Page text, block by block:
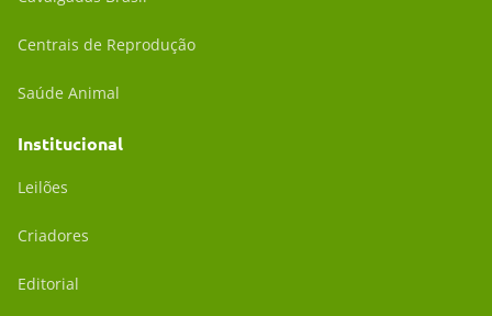
Centrais de Reprodução
Saúde Animal
Institucional
Leilões
Criadores
Editorial